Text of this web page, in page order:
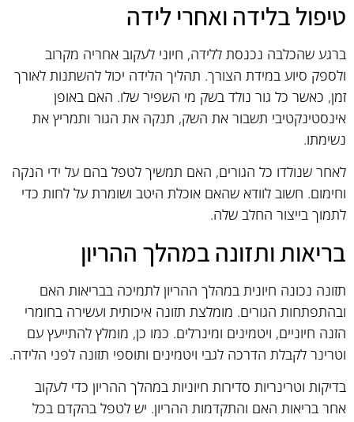
טיפול בלידה ואחרי לידה
ברגע שהכלבה נכנסת ללידה, חיוני לעקוב אחריה מקרוב
ולספק סיוע במידת הצורך. תהליך הלידה יכול להשתנות לאורך
זמן, כאשר כל גור נולד בשק מי השפיר שלו. האם באופן
אינסטינקטיבי תשבור את השק, תנקה את הגור ותמריץ את
נשימתו.
לאחר שנולדו כל הגורים, האם תמשיך לטפל בהם על ידי הנקה
וחימום. חשוב לוודא שהאם אוכלת היטב ושומרת על לחות כדי
לתמוך בייצור החלב שלה.
בריאות ותזונה במהלך ההריון
תזונה נכונה חיונית במהלך ההריון לתמיכה בבריאות האם
ובהתפתחות הגורים. מומלצת תזונה איכותית ועשירה בחומרי
הזנה חיוניים, ויטמינים ומינרלים. כמו כן, מומלץ להתייעץ עם
וטרינר לקבלת הדרכה לגבי ויטמינים ותוספי תזונה לפני הלידה.
בדיקות וטרינריות סדירות חיוניות במהלך ההריון כדי לעקוב
אחר בריאות האם והתקדמות ההריון. יש לטפל בהקדם בכל